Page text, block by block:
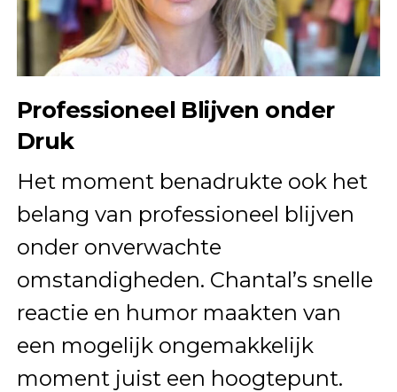
Professioneel Blijven onder
Druk
Het moment benadrukte ook het
belang van professioneel blijven
onder onverwachte
omstandigheden. Chantal’s snelle
reactie en humor maakten van
een mogelijk ongemakkelijk
moment juist een hoogtepunt.